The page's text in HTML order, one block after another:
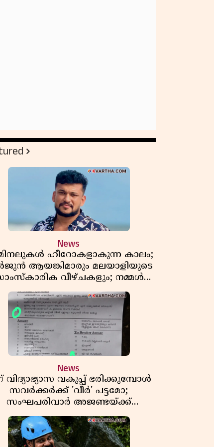
News
ഹീറോകളാകുന്ന കാലം;
ആയങ്കിമാരും മലയാളിയുടെ
വീഴ്ചകളും; നമ്മൾ
എങ്ങോട്ടാണ് പോകുന്നത്
News
വിദ്യാഭ്യാസ വകുപ്പ് ഭരിക്കുമ്പോൾ
സവർക്കർക്ക് 'വീർ' പട്ടമോ;
സംഘപരിവാർ അജണ്ടയ്ക്ക്
പച്ചക്കൊടി കാട്ടുന്നതാര്?
മഞ്ചേശ്വരത്തെ ക്വിസ് ചോദ്യം
വിവാദമാവുമ്പോൾ